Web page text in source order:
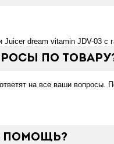
dream vitamin JDV-03 с
по
на все ваши вопросы.
помощь?